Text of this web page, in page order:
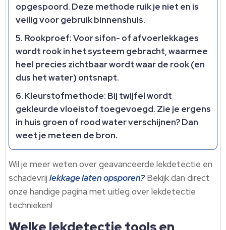
opgespoord. Deze methode ruik je niet en is
veilig voor gebruik binnenshuis.
Rookproef:Voor sifon- of afvoerlekkages
wordt rook in het systeem gebracht, waarmee
heel precies zichtbaar wordt waar de rook (en
dus het water) ontsnapt.
Kleurstofmethode: Bij twijfel wordt
gekleurde vloeistof toegevoegd. Zie je ergens
in huis groen of rood water verschijnen? Dan
weet je meteen de bron.
Wil je meer weten over geavanceerde lekdetectie en
schadevrijlekkage laten opsporen? Bekijk dan direct
onze handige pagina met uitleg over lekdetectie
technieken!